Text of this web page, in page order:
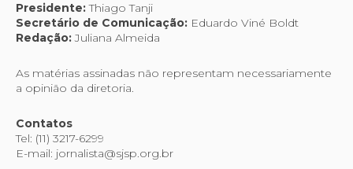
Presidente:Thiago Tanji
Secretário de Comunicação: Eduardo Viné Boldt
Redação:Juliana Almeida
As matérias assinadas não representam necessariamente
a opinião da diretoria.
Contatos
Tel: (11) 3217-6299
E-mail: jornalista@sjsp.org.br